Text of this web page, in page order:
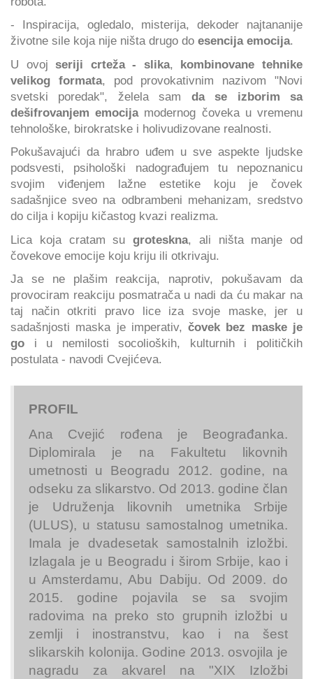
- Inspiracija, ogledalo, misterija, dekoder najtananije
životne sile koja nije ništa drugo do esencija emocija.
U ovojseriji crteža - slika, kombinovane tehnike
velikog formata, pod provokativnim nazivom "Novi
svetski poredak", želela sam da se izborim sa
dešifrovanjem emocijamodernog čoveka u vremenu
tehnološke, birokratske i holivudizovane realnosti.
Pokušavajući da hrabro uđem u sve aspekte ljudske
podsvesti, psihološki nadograđujem tu nepoznanicu
svojim viđenjem lažne estetike koju je čovek
sadašnjice sveo na odbrambeni mehanizam, sredstvo
do cilja i kopiju kičastog kvazi realizma.
Lica koja cratam su groteskna, ali ništa manje od
čovekove emocije koju kriju ili otkrivaju.
Ja se ne plašim reakcija, naprotiv, pokušavam da
provociram reakciju posmatrača u nadi da ću makar na
taj način otkriti pravo lice iza svoje maske, jer u
sadašnjosti maska je imperativ, čovek bez maske je
go i u nemilosti socolioških, kulturnih i političkih
postulata - navodi Cvejićeva.
PROFIL
Ana Cvejić rođena je Beograđanka.
Diplomirala je na Fakultetu likovnih
umetnosti u Beogradu 2012. godine, na
odseku za slikarstvo. Od 2013. godine član
je Udruženja likovnih umetnika Srbije
(ULUS), u statusu samostalnog umetnika.
Imala je dvadesetak samostalnih izložbi.
Izlagala je u Beogradu i širom Srbije, kao i
u Amsterdamu, Abu Dabiju. Od 2009. do
2015. godine pojavila se sa svojim
radovima na preko sto grupnih izložbi u
zemlji i inostranstvu, kao i na šest
slikarskih kolonija. Godine 2013. osvojila je
nagradu za akvarel na "XIX Izložbi